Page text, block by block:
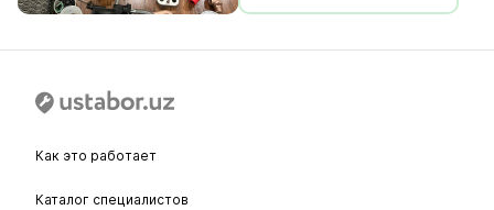
Как это работает
Каталог специалистов